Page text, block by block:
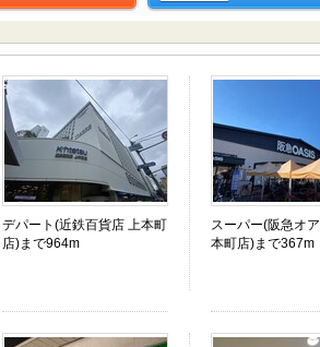
デパート(近鉄百貨店 上本町
店)まで964m
スーパー(阪急オ
本町店)まで367m